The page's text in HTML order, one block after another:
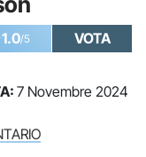
1.0/5
VOTA
7 Novembre 2024